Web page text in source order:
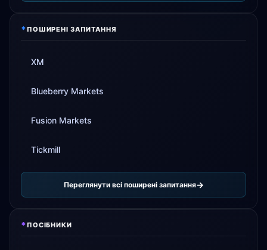
*ПОШИРЕНІ ЗАПИТАННЯ
XM
Blueberry Markets
Fusion Markets
Tickmill
Переглянути всі поширені запитання
*ПОСІБНИКИ